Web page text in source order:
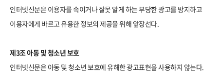
인터넷신문은 이용자를 속이거나 잘못 알게 하는 부당한 광고를 방지하고
이용자에게 바르고 유용한 정보의 제공을 위해 앞장선다.
제3조 아동 및 청소년 보호
인터넷신문은 아동 및 청소년 보호에 유해한 광고표현을 사용하지 않는다.